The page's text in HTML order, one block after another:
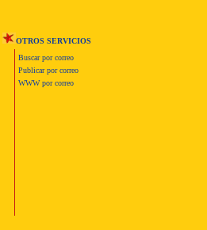
OTROS SERVICIOS
Buscar por correo
Publicar por correo
WWW por correo